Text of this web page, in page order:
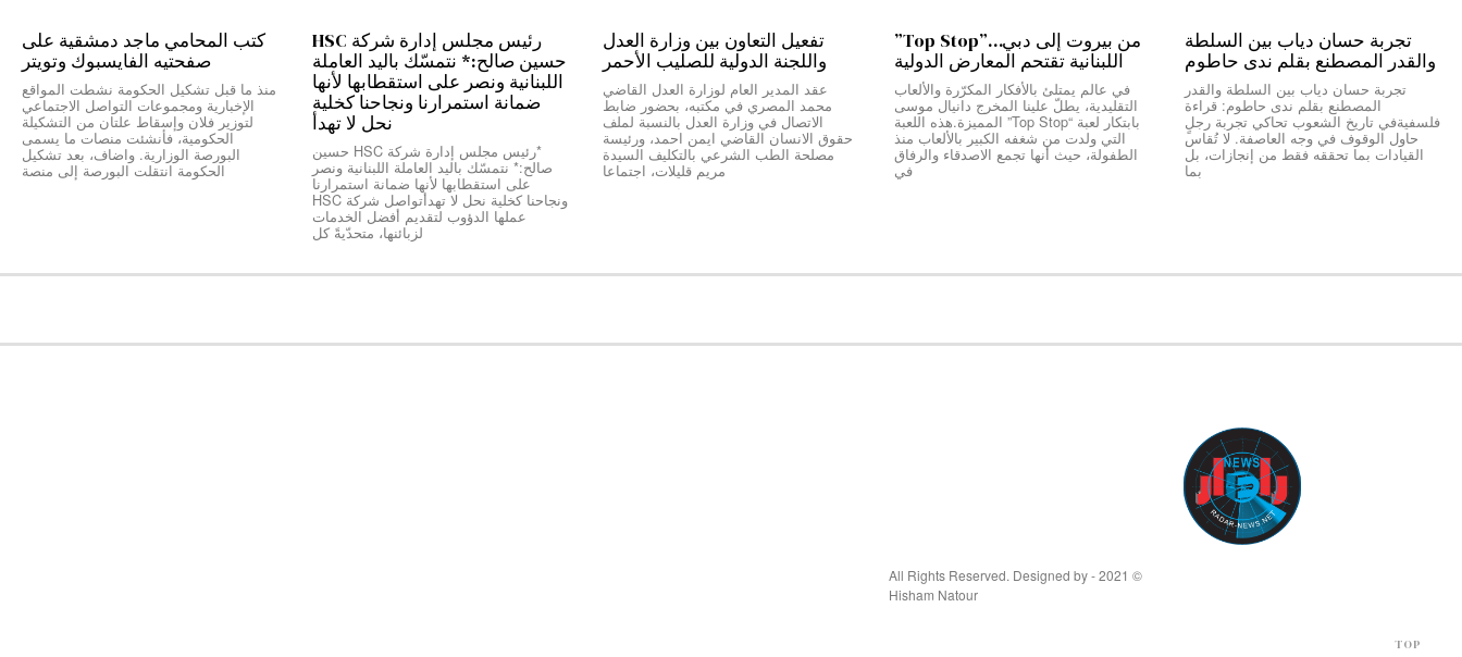
تجربة حسان دياب بين السلطة
والقدر المصطنع بقلم ندى حاطوم
تجربة حسان دياب بين السلطة والقدر
المصطنع بقلم ندى حاطوم: قراءة
فلسفيةفي تاريخ الشعوب تحاكي تجربة رجلٍ
حاول الوقوف في وجه العاصفة. لا تُقاس
القيادات بما تحققه فقط من إنجازات، بل
بما
من بيروت إلى دبي…”Top Stop”
اللبنانية تقتحم المعارض الدولية
في عالم يمتلئ بالأفكار المكرّرة والألعاب
التقليدية، يطلّ علينا المخرج دانيال موسى
بابتكار لعبة “Top Stop” المميزة.هذه اللعبة
التي ولدت من شغفه الكبير بالألعاب منذ
الطفولة، حيث أنها تجمع الاصدقاء والرفاق
في
تفعيل التعاون بين وزارة العدل
واللجنة الدولية للصليب الأحمر
عقد المدير العام لوزارة العدل القاضي
محمد المصري في مكتبه، بحضور ضابط
الاتصال في وزارة العدل بالنسبة لملف
حقوق الانسان القاضي ايمن احمد، ورئيسة
مصلحة الطب الشرعي بالتكليف السيدة
مريم قليلات، اجتماعا
رئيس مجلس إدارة شركة HSC
حسين صالح:* نتمسّك باليد العاملة
اللبنانية ونصر على استقطابها لأنها
ضمانة استمرارنا ونجاحنا كخلية
نحل لا تهدأ
*رئيس مجلس إدارة شركة HSC حسين
صالح:* نتمسّك باليد العاملة اللبنانية ونصر
على استقطابها لأنها ضمانة استمرارنا
ونجاحنا كخلية نحل لا تهدأتواصل شركة HSC
عملها الدؤوب لتقديم أفضل الخدمات
لزبائنها، متحدّيةً كل
كتب المحامي ماجد دمشقية على
صفحتيه الفايسبوك وتويتر
منذ ما قبل تشكيل الحكومة نشطت المواقع
الإخبارية ومجموعات التواصل الاجتماعي
لتوزير فلان وإسقاط علتان من التشكيلة
الحكومية، فأنشئت منصات ما يسمى
البورصة الوزارية. واضاف، بعد تشكيل
الحكومة انتقلت البورصة إلى منصة
© 2021 - All Rights Reserved. Designed by
Hisham Natour
TOP